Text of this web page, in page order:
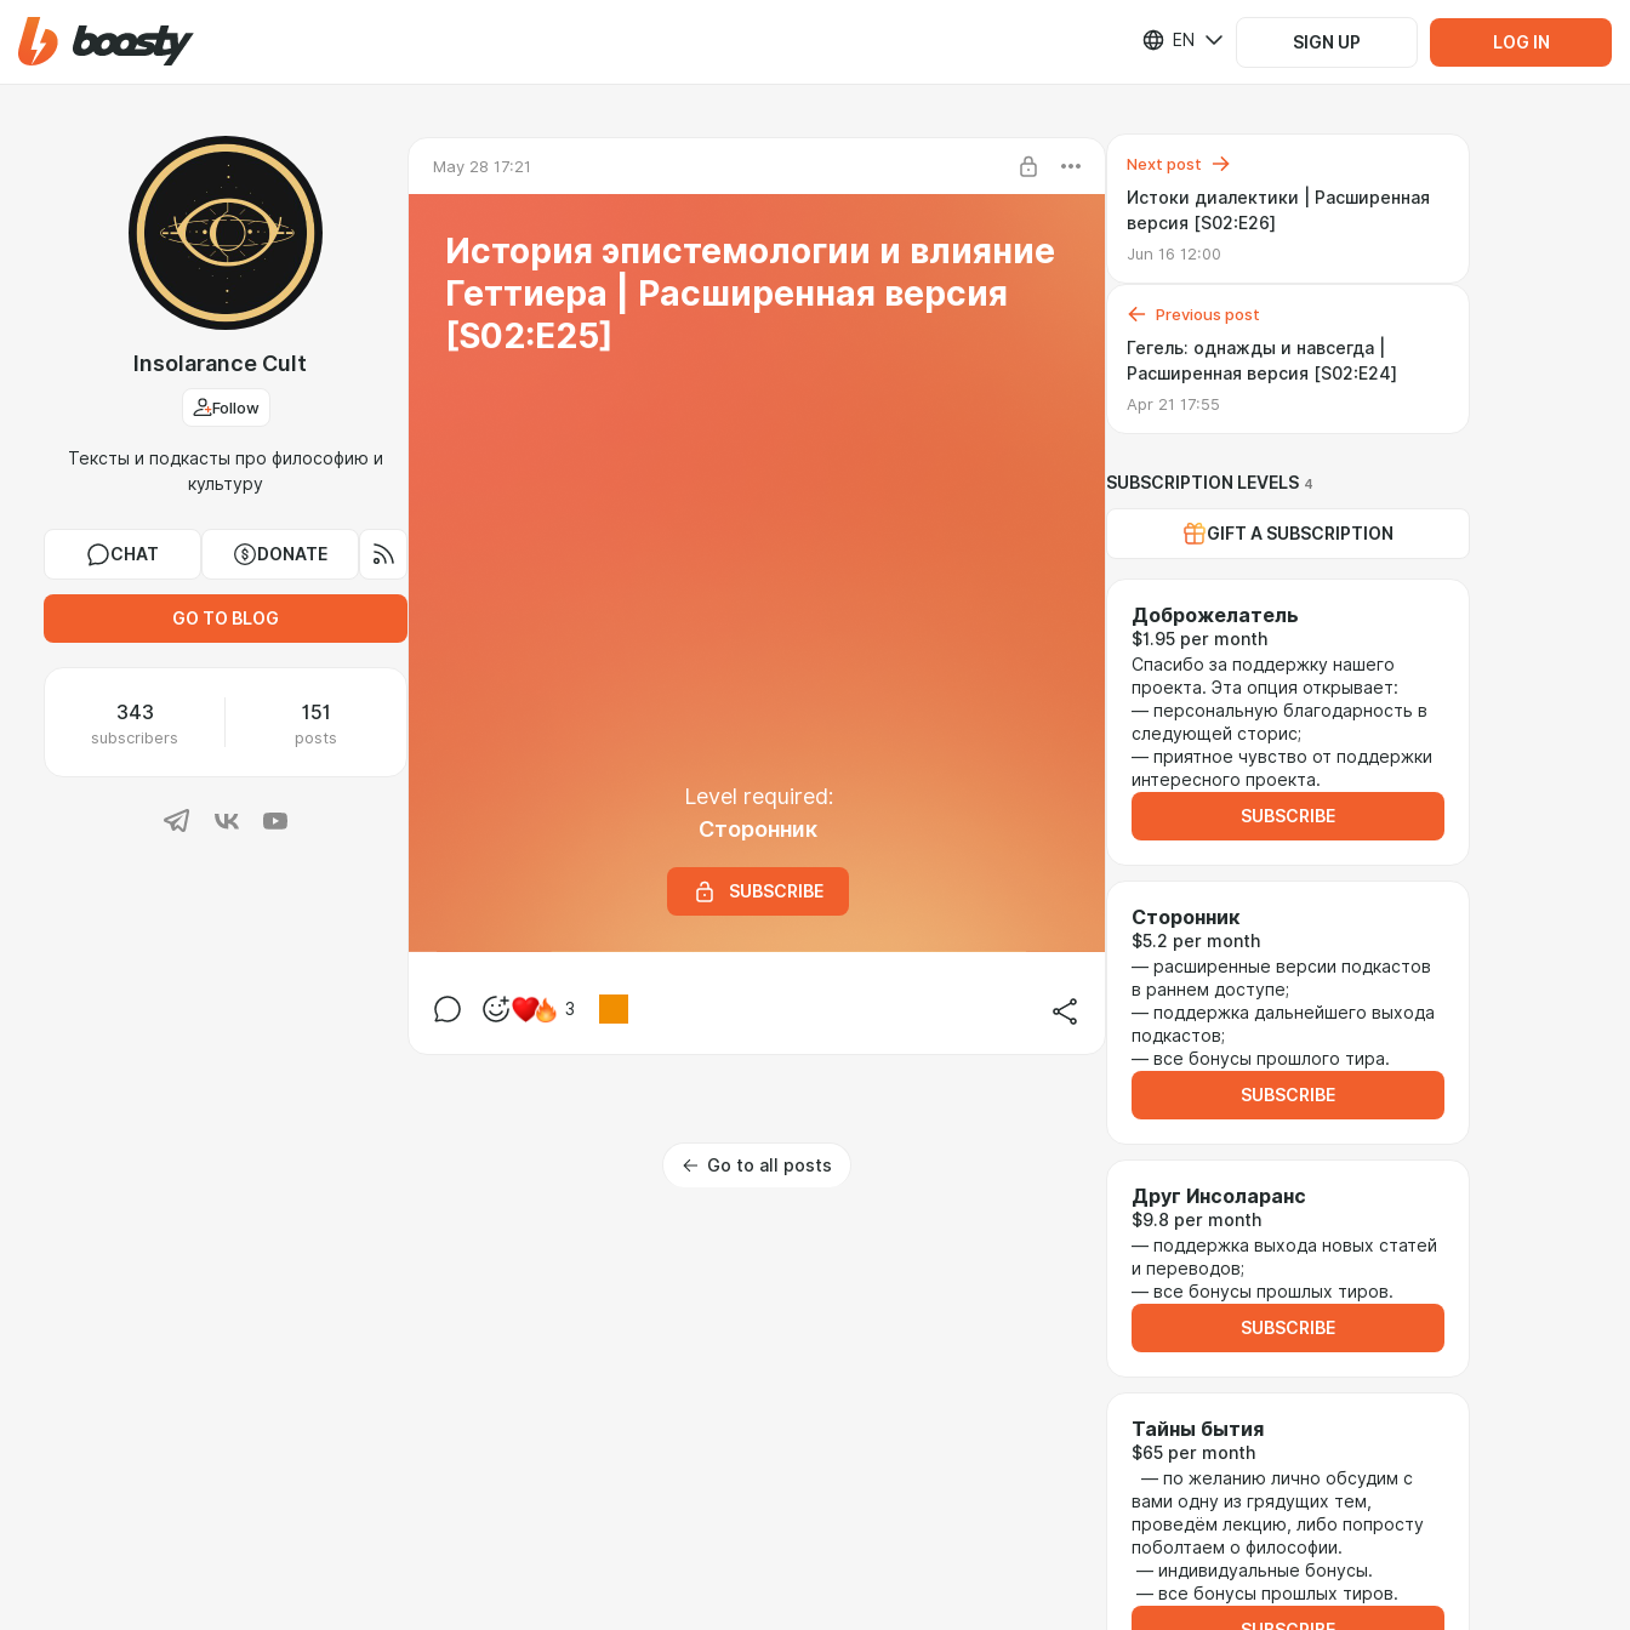
EN SIGN UP LOG IN
Insolarance Cult
Follow
Тексты и подкасты про философию и
культуру
CHAT DONATE
GO TO BLOG
343
subscribers
151
posts
May 28 17:21
История эпистемологии и влияние
Геттиера | Расширенная версия
[S02:E25]
Level required:
Сторонник
SUBSCRIBE
3
Go to all posts
Next post
Истоки диалектики | Расширенная
версия [S02:E26]
Jun 16 12:00
Previous post
Гегель: однажды и навсегда |
Расширенная версия [S02:E24]
Apr 21 17:55
SUBSCRIPTION LEVELS 4
GIFT A SUBSCRIPTION
Доброжелатель
$1.95 per month
Спасибо за поддержку нашего
проекта. Эта опция открывает:
— персональную благодарность в
следующей сторис;
— приятное чувство от поддержки
интересного проекта.
SUBSCRIBE
Сторонник
$5.2 per month
— расширенные версии подкастов
в раннем доступе;
— поддержка дальнейшего выхода
подкастов;
— все бонусы прошлого тира.
SUBSCRIBE
Друг Инсоларанс
$9.8 per month
— поддержка выхода новых статей
и переводов;
— все бонусы прошлых тиров.
SUBSCRIBE
Тайны бытия
$65 per month
— по желанию лично обсудим с
вами одну из грядущих тем,
проведём лекцию, либо попросту
поболтаем о философии.
— индивидуальные бонусы.
— все бонусы прошлых тиров.